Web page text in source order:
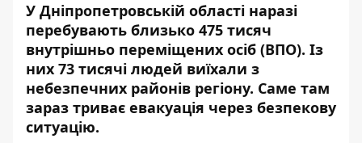
У Дніпропетровській області наразі
перебувають близько 475 тисяч
внутрішньо переміщених осіб (ВПО). Із
них 73 тисячі людей виїхали з
небезпечних районів регіону. Саме там
зараз триває евакуація через безпекову
ситуацію.